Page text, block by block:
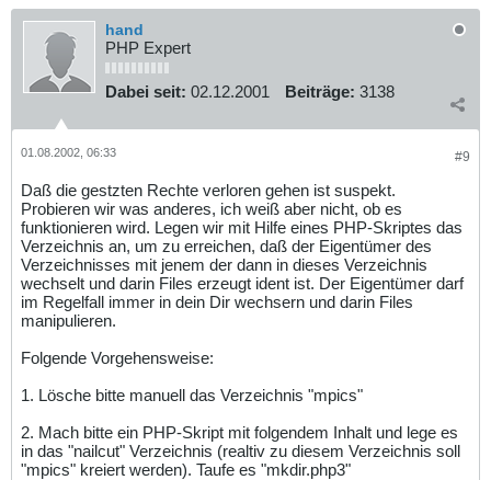
hand
PHP Expert
Dabei seit: 02.12.2001 Beiträge: 3138
#9
01.08.2002, 06:33
Daß die gestzten Rechte verloren gehen ist suspekt.
Probieren wir was anderes, ich weiß aber nicht, ob es
funktionieren wird. Legen wir mit Hilfe eines PHP-Skriptes das
Verzeichnis an, um zu erreichen, daß der Eigentümer des
Verzeichnisses mit jenem der dann in dieses Verzeichnis
wechselt und darin Files erzeugt ident ist. Der Eigentümer darf
im Regelfall immer in dein Dir wechsern und darin Files
manipulieren.
Folgende Vorgehensweise:
1. Lösche bitte manuell das Verzeichnis "mpics"
2. Mach bitte ein PHP-Skript mit folgendem Inhalt und lege es
in das "nailcut" Verzeichnis (realtiv zu diesem Verzeichnis soll
"mpics" kreiert werden). Taufe es "mkdir.php3"